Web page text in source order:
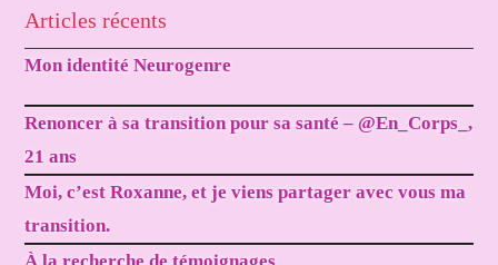
Articles récents
Mon identité Neurogenre
Renoncer à sa transition pour sa santé – @En_Corps_,
21 ans
Moi, c’est Roxanne, et je viens partager avec vous ma
transition.